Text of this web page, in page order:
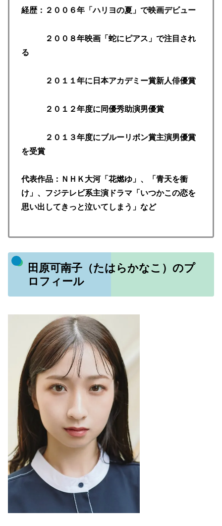
経歴：２００６年「ハリヨの夏」で映画デビュー
２００８年映画「蛇にピアス」で注目され
る
２０１１年に日本アカデミー賞新人俳優賞
２０１２年度に同優秀助演男優賞
２０１３年度にブルーリボン賞主演男優賞
を受賞
代表作品：ＮＨＫ大河「花燃ゆ」、「青天を衝
け」、フジテレビ系主演ドラマ「いつかこの恋を
思い出してきっと泣いてしまう」など
田原可南子（たはらかなこ）のプ
ロフィール